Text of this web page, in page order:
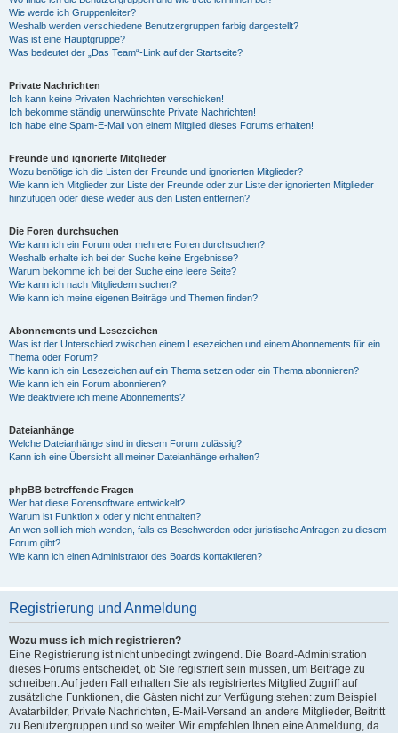
Wie werde ich Gruppenleiter?
Weshalb werden verschiedene Benutzergruppen farbig dargestellt?
Was ist eine Hauptgruppe?
Was bedeutet der „Das Team“-Link auf der Startseite?
Private Nachrichten
Ich kann keine Privaten Nachrichten verschicken!
Ich bekomme ständig unerwünschte Private Nachrichten!
Ich habe eine Spam-E-Mail von einem Mitglied dieses Forums erhalten!
Freunde und ignorierte Mitglieder
Wozu benötige ich die Listen der Freunde und ignorierten Mitglieder?
Wie kann ich Mitglieder zur Liste der Freunde oder zur Liste der ignorierten Mitglieder
hinzufügen oder diese wieder aus den Listen entfernen?
Die Foren durchsuchen
Wie kann ich ein Forum oder mehrere Foren durchsuchen?
Weshalb erhalte ich bei der Suche keine Ergebnisse?
Warum bekomme ich bei der Suche eine leere Seite?
Wie kann ich nach Mitgliedern suchen?
Wie kann ich meine eigenen Beiträge und Themen finden?
Abonnements und Lesezeichen
Was ist der Unterschied zwischen einem Lesezeichen und einem Abonnements für ein
Thema oder Forum?
Wie kann ich ein Lesezeichen auf ein Thema setzen oder ein Thema abonnieren?
Wie kann ich ein Forum abonnieren?
Wie deaktiviere ich meine Abonnements?
Dateianhänge
Welche Dateianhänge sind in diesem Forum zulässig?
Kann ich eine Übersicht all meiner Dateianhänge erhalten?
phpBB betreffende Fragen
Wer hat diese Forensoftware entwickelt?
Warum ist Funktion x oder y nicht enthalten?
An wen soll ich mich wenden, falls es Beschwerden oder juristische Anfragen zu diesem
Forum gibt?
Wie kann ich einen Administrator des Boards kontaktieren?
Registrierung und Anmeldung
Wozu muss ich mich registrieren?
Eine Registrierung ist nicht unbedingt zwingend. Die Board-Administration
dieses Forums entscheidet, ob Sie registriert sein müssen, um Beiträge zu
schreiben. Auf jeden Fall erhalten Sie als registriertes Mitglied Zugriff auf
zusätzliche Funktionen, die Gästen nicht zur Verfügung stehen: zum Beispiel
Avatarbilder, Private Nachrichten, E-Mail-Versand an andere Mitglieder, Beitritt
zu Benutzergruppen und so weiter. Wir empfehlen Ihnen eine Anmeldung, da